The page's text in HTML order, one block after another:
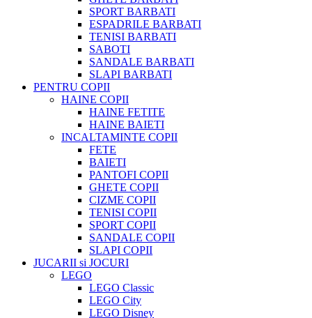
SPORT BARBATI
ESPADRILE BARBATI
TENISI BARBATI
SABOTI
SANDALE BARBATI
SLAPI BARBATI
PENTRU COPII
HAINE COPII
HAINE FETITE
HAINE BAIETI
INCALTAMINTE COPII
FETE
BAIETI
PANTOFI COPII
GHETE COPII
CIZME COPII
TENISI COPII
SPORT COPII
SANDALE COPII
SLAPI COPII
JUCARII si JOCURI
LEGO
LEGO Classic
LEGO City
LEGO Disney